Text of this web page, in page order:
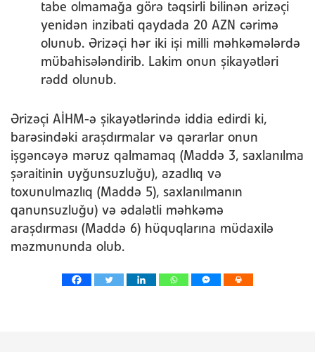
tabe olmamağa görə təqsirli bilinən ərizəçi
yenidən inzibati qaydada 20 AZN cərimə
olunub. Ərizəçi hər iki işi milli məhkəmələrdə
mübahisələndirib. Lakim onun şikayətləri
rədd olunub.
Ərizəçi AİHM-ə şikayətlərində iddia edirdi ki,
barəsindəki araşdırmalar və qərarlar onun
işgəncəyə məruz qalmamaq (Maddə 3, saxlanılma
şəraitinin uyğunsuzluğu), azadlıq və
toxunulmazlıq (Maddə 5), saxlanılmanın
qanunsuzluğu) və ədalətli məhkəmə
araşdırması (Maddə 6) hüquqlarına müdaxilə
məzmununda olub.